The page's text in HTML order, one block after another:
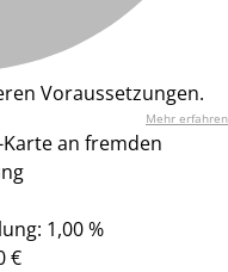
Voraussetzungen.
Mehr erfahren
an fremden
1,00 %
€